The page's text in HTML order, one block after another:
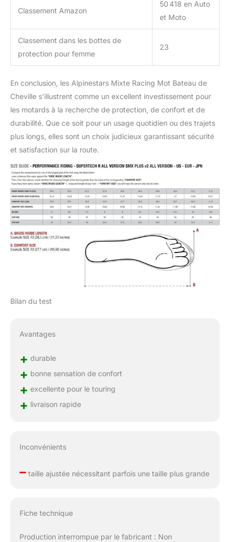
accrue sur le côté médial
inférieur. Nouvelle plaque
performance
améliorant ainsi la
dans une zone clé.
Nouveau curseur de tibia
remplaçable pour une
résistance
l’abrasion.
Classement Amazon
50 418 en Auto
et Moto
Classement dans les bottes de
protection pour femme
23
En conclusion, les Alpinestars Mixte Racing Mot Bateau de
Cheville s’illustrent comme un excellent investissement pour
les motards à la recherche de protection, de confort et de
durabilité. Que ce soit pour un usage quotidien ou des trajets
plus longs, elles sont un choix judicieux garantissant sécurité
et satisfaction sur la route.
Bilan du test
Avantages
+ durable
+ bonne sensation de confort
+ excellente pour le touring
+ livraison rapide
Inconvénients
–taille ajustée nécessitant parfois une taille plus grande
Fiche technique
Production interrompue par le fabricant : Non